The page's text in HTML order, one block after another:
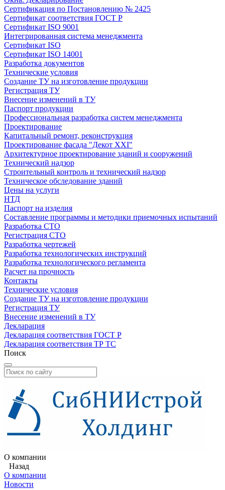
Сертификация по Постановлению № 2425
Сертификат соответствия ГОСТ Р
Сертификат ISO 9001
Интегрированная система менеджмента
Сертификат ISO
Сертификат ISO 14001
Разработка документов
Технические условия
Создание ТУ на изготовление продукции
Регистрация ТУ
Внесение изменений в ТУ
Паспорт продукции
Профессиональная разработка систем менеджмента
Проектирование
Капитальный ремонт, реконструкция
Проектирование фасада "Декот XXI"
Архитектурное проектирование зданий и сооружений
Технический надзор
Строительный контроль и технический надзор
Техническое обследование зданий
Цены на услуги
НТД
Паспорт на изделия
Составление программы и методики приемочных испытаний
Разработка СТО
Регистрация СТО
Разработка чертежей
Разработка технологических инструкций
Разработка технологического регламента
Расчет на прочность
Контакты
Технические условия
Создание ТУ на изготовление продукции
Регистрация ТУ
Внесение изменений в ТУ
Декларация
Декларация соответствия ГОСТ Р
Декларация соответствия ТР ТС
Поиск
О компании
Назад
О компании
Новости